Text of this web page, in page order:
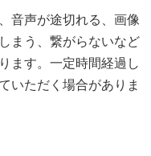
音声が途切れる、画像
まう、繋がらないなど
ます。一定時間経過し
いただく場合がありま